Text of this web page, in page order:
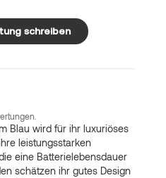
schreiben
Blau wird für ihr luxuriöses
leistungsstarken
eine Batterielebensdauer
schätzen ihr gutes Design